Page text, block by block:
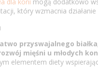
dla koni mogą dodatkowo
który wzmacnia
przyswajalnego białka
mięśni u młodych
elementem diety